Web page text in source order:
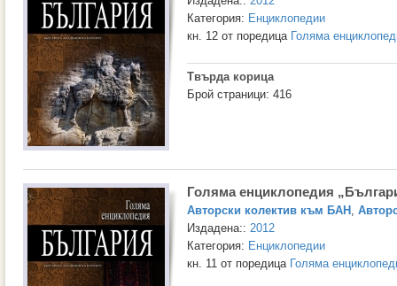
Категория: Енциклопедии
кн. 12 от поредица Голяма
Твърда корица
Брой страници: 416
Голяма енциклопедия
Авторски колектив към БАН ,
Издадена:: 2012
Категория: Енциклопедии
кн. 11 от поредица Голяма